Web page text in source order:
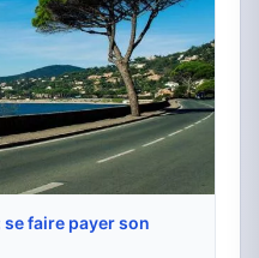
faire payer son